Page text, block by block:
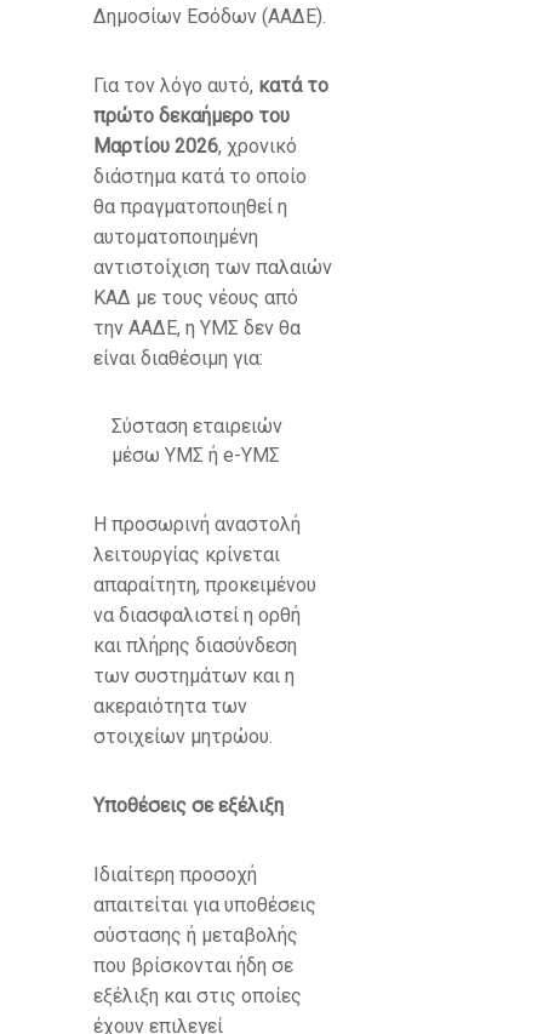
Δημοσίων Εσόδων (ΑΑΔΕ).
Για τον λόγο αυτό, κατά το
πρώτο δεκαήμερο του
Μαρτίου 2026, χρονικό
διάστημα κατά το οποίο
θα πραγματοποιηθεί η
αυτοματοποιημένη
αντιστοίχιση των παλαιών
ΚΑΔ με τους νέους από
την ΑΑΔΕ, η ΥΜΣ δεν θα
είναι διαθέσιμη για:
Σύσταση εταιρειών
μέσω ΥΜΣ ή e-ΥΜΣ
Η προσωρινή αναστολή
λειτουργίας κρίνεται
απαραίτητη, προκειμένου
να διασφαλιστεί η ορθή
και πλήρης διασύνδεση
των συστημάτων και η
ακεραιότητα των
στοιχείων μητρώου.
Υποθέσεις σε εξέλιξη
Ιδιαίτερη προσοχή
απαιτείται για υποθέσεις
σύστασης ή μεταβολής
που βρίσκονται ήδη σε
εξέλιξη και στις οποίες
έχουν επιλεγεί